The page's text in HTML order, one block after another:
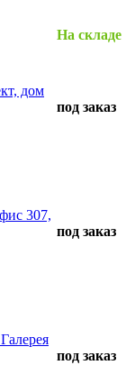
На складе
дом
под заказ
307,
под заказ
под заказ